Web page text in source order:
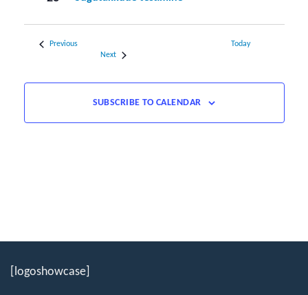
PreviousEvents
Today
NextEvents
SUBSCRIBE TO CALENDAR
[logoshowcase]